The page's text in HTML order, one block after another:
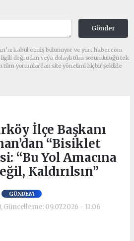
Gönder
kabul etmiş bulunuyor ve yurt-haber.com
ilgili doğrudan veya dolaylı tüm sorumluluğu tek
tüm yorumlardan site yönetimi hiçbir şekilde
İlçe Başkanı
“Bisiklet
“Bu Yol Amacına
Kaldırılsın”
GÜNDEM
Güncelleme: 09.07.2026 - 11:06